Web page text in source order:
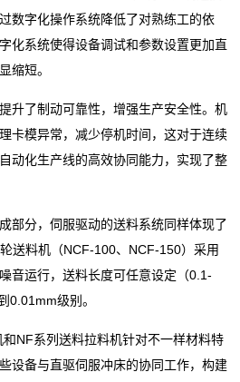
数字化操作系统降低了对熟练工的依
化系统使得设备调试和参数设置更加直
缩短。
了制动可靠性，增强生产安全性。机
卡模异常，减少停机时间，这对于连续
动化生产线的高效协同能力，实现了整
分，伺服驱动的送料系统同样体现了
送料机（NCF-100、NCF-150）采用
音运行，送料长度可任意设定（0.1-
0.01mm级别。
NF系列送料拉料机针对不一样材料特
设备与直驱伺服冲床的协同工作，构建